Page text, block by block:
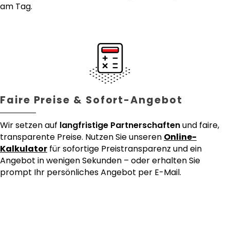
am Tag.
Faire Preise & Sofort-Angebot
Wir setzen auf langfristige Partnerschaftenund faire,
transparente Preise. Nutzen Sie unseren Online-
Kalkulator für sofortige Preistransparenz und ein
Angebot in wenigen Sekunden – oder erhalten Sie
prompt Ihr persönliches Angebot per E-Mail.